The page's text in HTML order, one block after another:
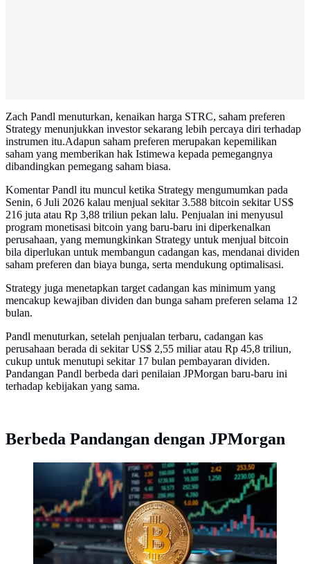
Zach Pandl menuturkan, kenaikan harga STRC, saham preferen
Strategy menunjukkan investor sekarang lebih percaya diri terhadap
instrumen itu.Adapun saham preferen merupakan kepemilikan
saham yang memberikan hak Istimewa kepada pemegangnya
dibandingkan pemegang saham biasa.
Komentar Pandl itu muncul ketika Strategy mengumumkan pada
Senin, 6 Juli 2026 kalau menjual sekitar 3.588 bitcoin sekitar US$
216 juta atau Rp 3,88 triliun pekan lalu. Penjualan ini menyusul
program monetisasi bitcoin yang baru-baru ini diperkenalkan
perusahaan, yang memungkinkan Strategy untuk menjual bitcoin
bila diperlukan untuk membangun cadangan kas, mendanai dividen
saham preferen dan biaya bunga, serta mendukung optimalisasi.
Strategy juga menetapkan target cadangan kas minimum yang
mencakup kewajiban dividen dan bunga saham preferen selama 12
bulan.
Pandl menuturkan, setelah penjualan terbaru, cadangan kas
perusahaan berada di sekitar US$ 2,55 miliar atau Rp 45,8 triliun,
cukup untuk menutupi sekitar 17 bulan pembayaran dividen.
Pandangan Pandl berbeda dari penilaian JPMorgan baru-baru ini
terhadap kebijakan yang sama.
Berbeda Pandangan dengan JPMorgan
Aset digital kripto Bitcoin. (Foto by AI)